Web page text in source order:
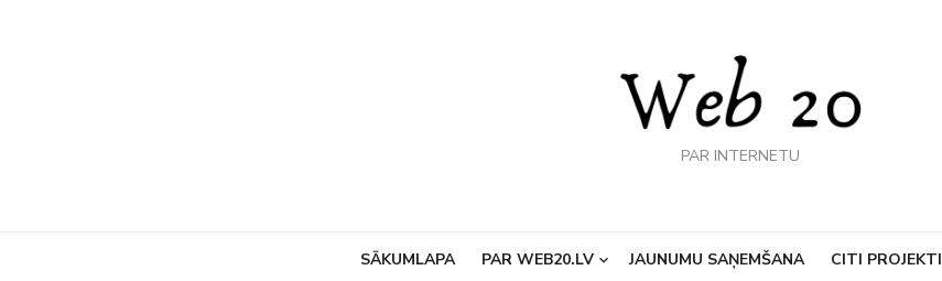
PAR INTERNETU
SĀKUMLAPA PAR WEB20.LV JAUNUMU SAŅEMŠANA CITI PROJEKTI